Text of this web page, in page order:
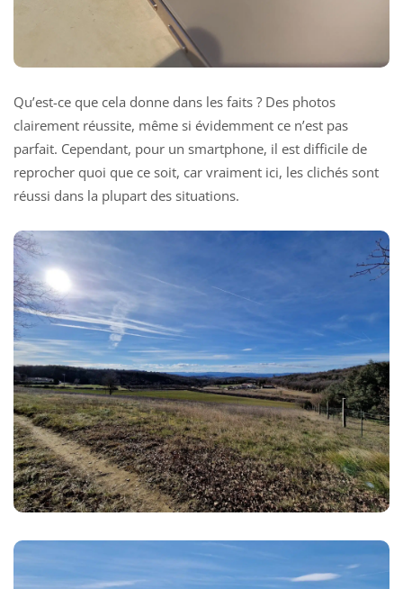
Qu’est-ce que cela donne dans les faits ? Des photos
clairement réussite, même si évidemment ce n’est pas
parfait. Cependant, pour un smartphone, il est difficile de
reprocher quoi que ce soit, car vraiment ici, les clichés sont
réussi dans la plupart des situations.